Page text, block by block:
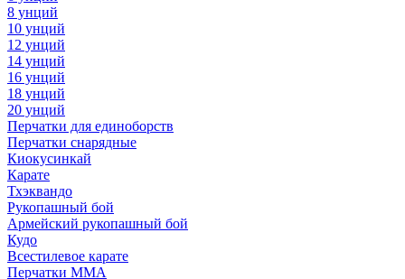
8 унций
10 унций
12 унций
14 унций
16 унций
18 унций
20 унций
Перчатки для единоборств
Перчатки снарядные
Киокусинкай
Карате
Тхэквандо
Рукопашный бой
Армейский рукопашный бой
Кудо
Всестилевое карате
Перчатки MMA